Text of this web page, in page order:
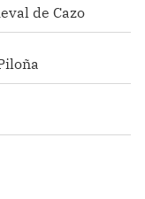
de Cazo